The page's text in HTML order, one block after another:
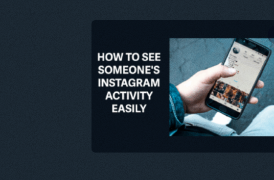
이 문서 공유하기
트위터 Facebook 링크 복사